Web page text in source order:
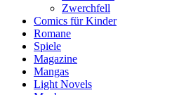
Zwerchfell
Comics für Kinder
Romane
Spiele
Magazine
Mangas
Light Novels